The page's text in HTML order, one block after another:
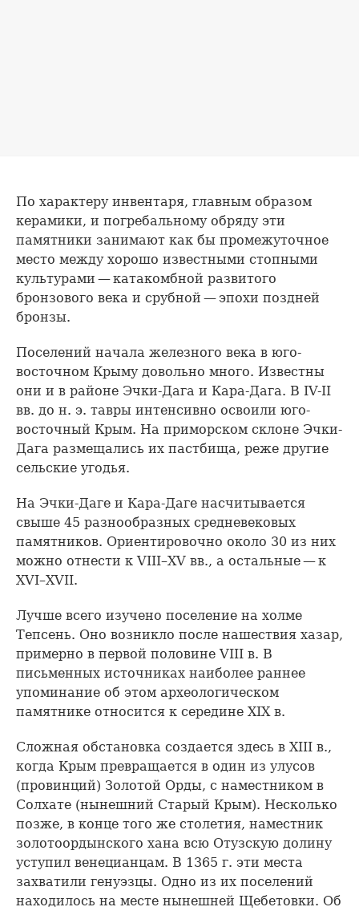
По характеру инвентаря, главным образом
керамики, и погребальному обряду эти
памятники занимают как бы промежуточное
место между хорошо известными стопными
культурами — катакомбной развитого
бронзового века и срубной — эпохи поздней
бронзы.
Поселений начала железного века в юго-
восточном Крыму довольно много. Известны
они и в районе Эчки-Дага и Кара-Дага. В IV-II
вв. до н. э. тавры интенсивно освоили юго-
восточный Крым. На приморском склоне Эчки-
Дага размещались их пастбища, реже другие
сельские угодья.
На Эчки-Даге и Кара-Даге насчитывается
свыше 45 разнообразных средневековых
памятников. Ориентировочно около 30 из них
можно отнести к VIII–XV вв., а остальные — к
XVI–XVII.
Лучше всего изучено поселение на холме
Тепсень. Оно возникло после нашествия хазар,
примерно в первой половине VIII в. В
письменных источниках наиболее раннее
упоминание об этом археологическом
памятнике относится к середине XIX в.
Сложная обстановка создается здесь в XIII в.,
когда Крым превращается в один из улусов
(провинций) Золотой Орды, с наместником в
Солхате (нынешний Старый Крым). Несколько
позже, в конце того же столетия, наместник
золотоордынского хана всю Отузскую долину
уступил венецианцам. В 1365 г. эти места
захватили генуэзцы. Одно из их поселений
находилось на месте нынешней Щебетовки. Об